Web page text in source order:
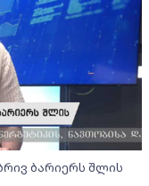
ბარიერს შლის